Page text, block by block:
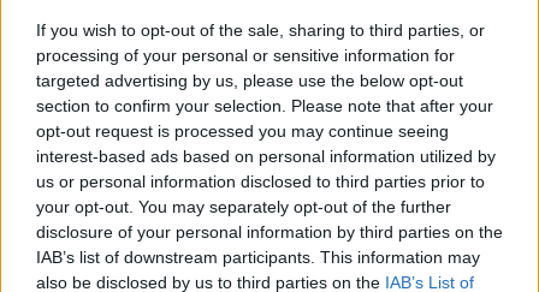
If you wish to opt-out of the sale, sharing to third parties, or
processing of your personal or sensitive information for
targeted advertising by us, please use the below opt-out
section to confirm your selection. Please note that after your
opt-out request is processed you may continue seeing
interest-based ads based on personal information utilized by
us or personal information disclosed to third parties prior to
your opt-out. You may separately opt-out of the further
disclosure of your personal information by third parties on the
IAB’s list of downstream participants. This information may
also be disclosed by us to third parties on the IAB’s List of
Meteo Olbia 7 agosto, sole e caldo tornano
protagonisti
Test tunnel Olbia: rampe chiuse ancora fino a
fine agosto
Aggius conquista la classifica delle mete più